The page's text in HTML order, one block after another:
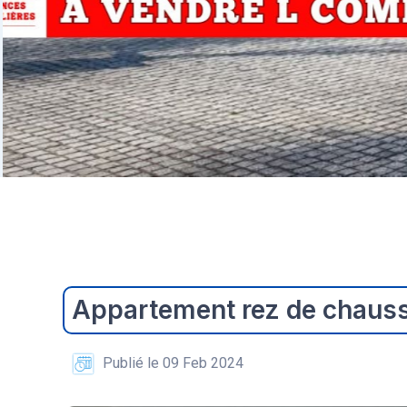
Appartement rez de
Publié le 09 Feb 2024